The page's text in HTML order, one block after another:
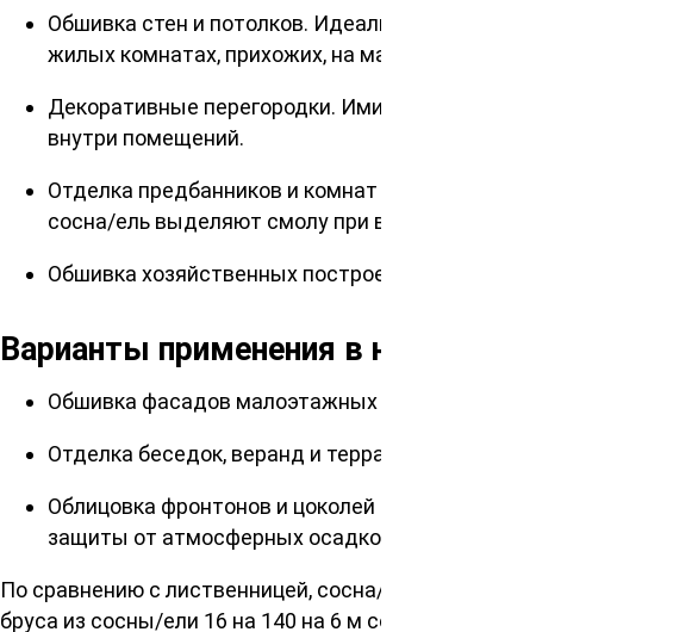
Обшивка стен и потолков. Идеально подходит для создания
жилых комнатах, прихожих, на мансардах и балконах.
Декоративные перегородки. Имитация бруса из сосны/ели
внутри помещений.
Отделка предбанников и комнат отдыха в банях и саунах. В
сосна/ель выделяют смолу при высоких температурах.
Обшивка хозяйственных построек. Отделка гаражей,
Варианты применения в наружной отделке
Обшивка фасадов малоэтажных домов и дач. Позволяет
Отделка беседок, веранд и террас. Создает единый
Облицовка фронтонов и цоколей (при условии качественной
защиты от атмосферных осадков, чем более толстые доски
По сравнению с лиственницей, сосна/ель менее устойчивы к влаге
бруса из сосны/ели 16 на 140 на 6 м сорта АB снаружи или во